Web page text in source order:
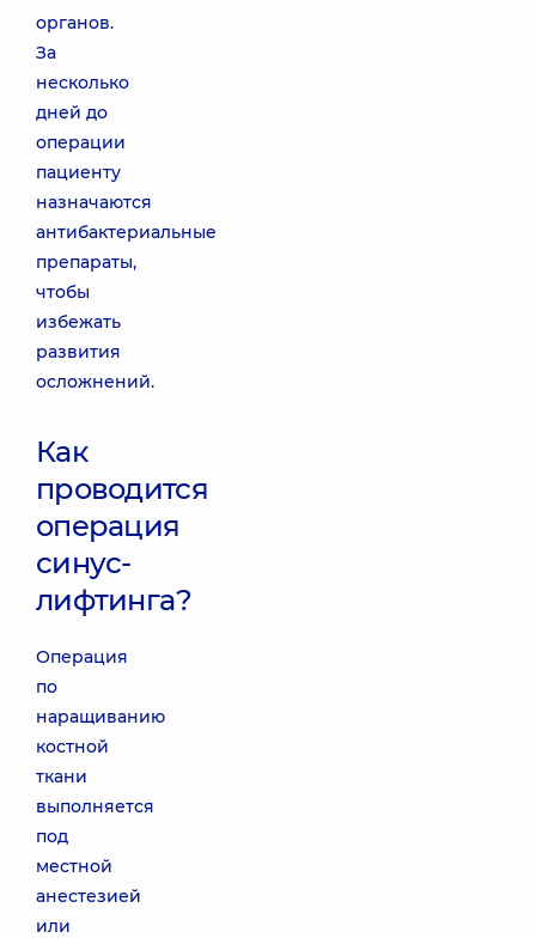
органов.
За
несколько
дней до
операции
пациенту
назначаются
антибактериальные
препараты,
чтобы
избежать
развития
осложнений.
Как
проводится
операция
синус-
лифтинга?
Операция
по
наращиванию
костной
ткани
выполняется
под
местной
анестезией
или